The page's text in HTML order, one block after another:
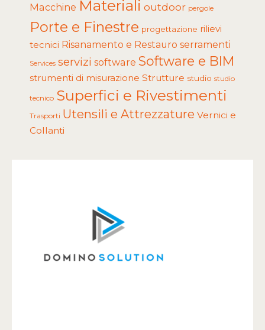
Macchine Materiali outdoor pergole
Porte e Finestre progettazione rilievi
tecnici Risanamento e Restauro serramenti
Services servizi software Software e BIM
strumenti di misurazione Strutture studio studio
tecnico Superfici e Rivestimenti
Trasporti Utensili e Attrezzature Vernici e
Collanti